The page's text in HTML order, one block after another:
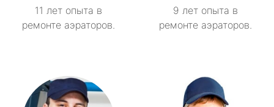
11 лет опыта в
ремонте аэраторов.
9 лет опыта в
ремонте аэраторов.